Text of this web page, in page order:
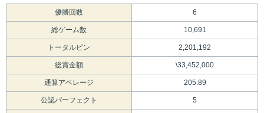
優勝回数 6
総ゲーム数 10,691
トータルピン 2,201,192
総賞金額 \33,452,000
通算アベレージ 205.89
公認パーフェクト 5